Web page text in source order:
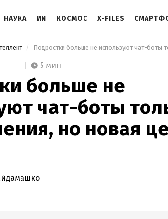
НАУКА ИИ КОСМОС X-FILES
5 мин
больше не
чат-боты
но новая